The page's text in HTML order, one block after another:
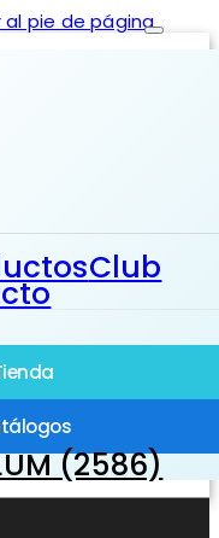
al pie de página
Club
(2586)